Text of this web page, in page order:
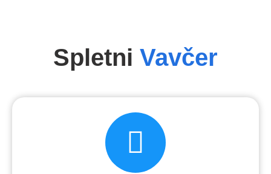
Spletni Vavčer